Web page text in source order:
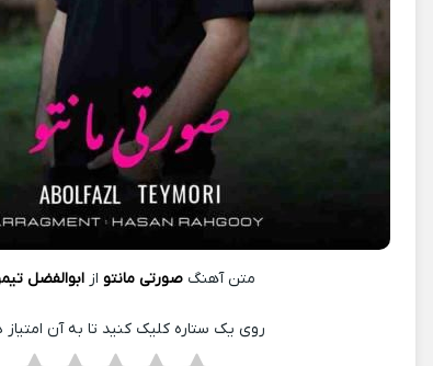
متن آهنگ صورتی مانتواز ابوالفضل
روی یک ستاره کلیک کنید تا به آن امتیاز